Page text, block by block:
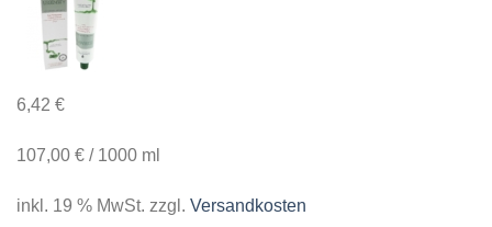
6,42 €
107,00 € / 1000 ml
inkl. 19 % MwSt. zzgl. Versandkosten